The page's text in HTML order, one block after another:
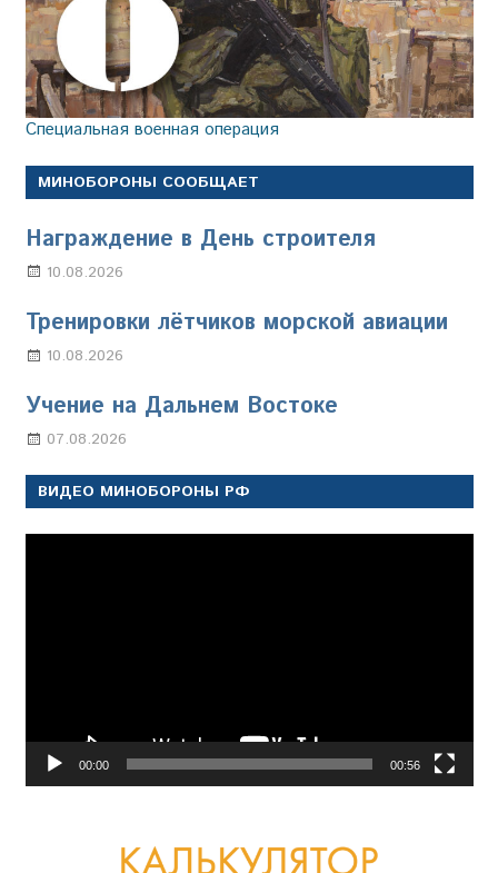
Специальная военная операция
МИНОБОРОНЫ СООБЩАЕТ
Награждение в День строителя
10.08.2026
Тренировки лётчиков морской авиации
10.08.2026
Учение на Дальнем Востоке
07.08.2026
ВИДЕО МИНОБОРОНЫ РФ
00:00 00:56